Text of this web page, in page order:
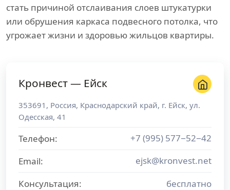
стать причиной отслаивания слоев штукатурки
или обрушения каркаса подвесного потолка, что
угрожает жизни и здоровью жильцов квартиры.
Кронвест — Ейск
353691 , Россия, Краснодарский край, г. Ейск, ул.
Одесская, 41
Телефон:
+7 (995) 577−52−42
Email:
ejsk@kronvest.net
Консультация:
бесплатно